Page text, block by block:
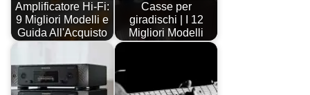
Amplificatore Hi-Fi:
9 Migliori Modelli e
Guida All'Acquisto
Casse per
giradischi | I 12
Migliori Modelli